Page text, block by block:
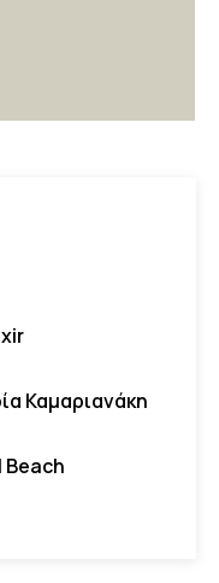
Καμαριανάκη
Beach